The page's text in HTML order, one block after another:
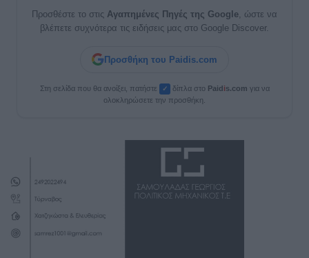
Προσθέστε το στις Αγαπημένες Πηγές της Google , ώστε να
βλέπετε συχνότερα τις ειδήσεις μας στο Google Discover.
Προσθήκη του Paidis.com
Στη σελίδα που θα ανοίξει, πατήστε ✓ δίπλα στο Paidis.com για να
ολοκληρώσετε την προσθήκη.